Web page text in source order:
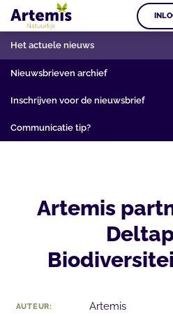
Het actuele nieuws
Nieuwsbrieven archief
Inschrijven voor de nieuwsbrief
Communicatie tip?
Artemis
AUTEUR: Artemis